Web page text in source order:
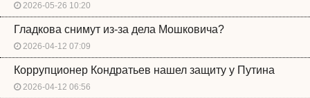
2026-05-26 10:20
Гладкова снимут из-за дела Мошковича?
2026-04-12 07:09
Коррупционер Кондратьев нашел защиту у Путина
2026-04-12 06:56